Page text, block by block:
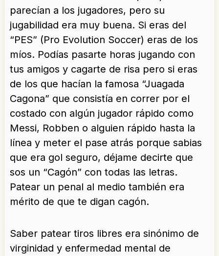
parecían a los jugadores, pero su
jugabilidad era muy buena. Si eras del
“PES” (Pro Evolution Soccer) eras de los
míos. Podías pasarte horas jugando con
tus amigos y cagarte de risa pero si eras
de los que hacían la famosa “Juagada
Cagona” que consistía en correr por el
costado con algún jugador rápido como
Messi, Robben o alguien rápido hasta la
línea y meter el pase atrás porque sabias
que era gol seguro, déjame decirte que
sos un “Cagón” con todas las letras.
Patear un penal al medio también era
mérito de que te digan cagón.
Saber patear tiros libres era sinónimo de
virginidad y enfermedad mental de